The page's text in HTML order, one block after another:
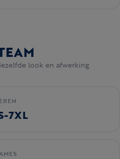
look en afwerking.
7XL